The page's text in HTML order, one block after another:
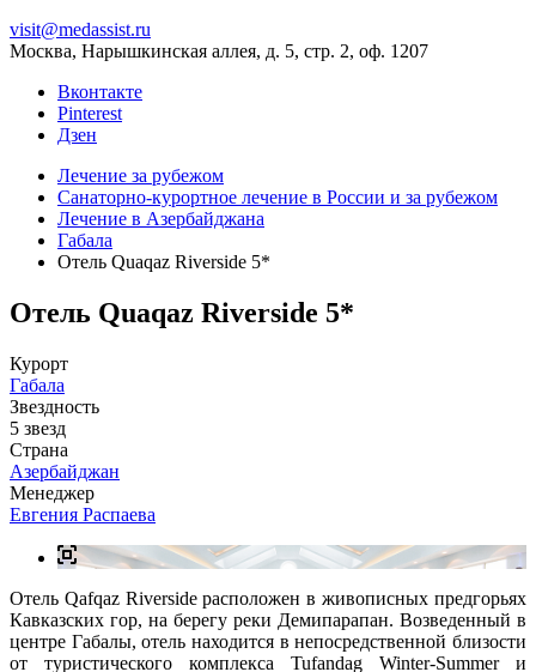
visit@medassist.ru
Москва, Нарышкинская аллея, д. 5, стр. 2, оф. 1207
Вконтакте
Pinterest
Дзен
Лечение за рубежом
Санаторно-курортное лечение в России и за рубежом
Лечение в Азербайджана
Габала
Отель Quaqaz Riverside 5*
Отель Quaqaz Riverside 5*
Курорт
Габала
Звездность
5 звезд
Страна
Азербайджан
Менеджер
Евгения Распаева
Отель Qafqaz Riverside расположен в живописных предгорьях
Кавказских гор, на берегу реки Демипарапан. Возведенный в
центре Габалы, отель находится в непосредственной близости
от туристического комплекса Tufandag Winter-Summer и